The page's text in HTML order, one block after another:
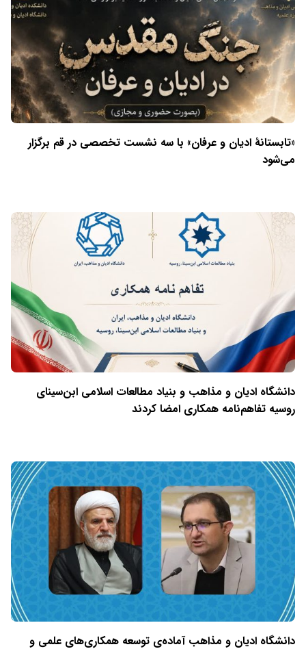
«تابستانهٔ ادیان و عرفان» با سه نشست تخصصی در قم برگزار
می‌شود
دانشگاه ادیان و مذاهب و بنیاد مطالعات اسلامی ابن‌سینای
روسیه تفاهم‌نامه همکاری امضا کردند
دانشگاه ادیان و مذاهب آماده‌ی توسعه همکاری‌های علمی و